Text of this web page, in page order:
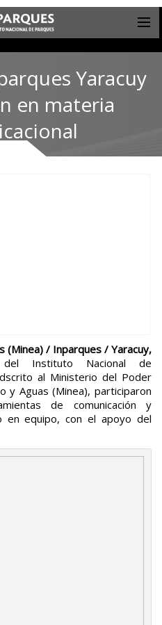
Yaracuy
en materia
(Minea) / Inparques / Yaracuy,
del Instituto Nacional de
al Ministerio del Poder
y Aguas (Minea), participaron
de comunicación y
en equipo, con el apoyo del